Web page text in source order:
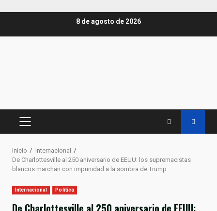
8 de agosto de 2026
MENÚ
Inicio
Internacional
De Charlottesville al 250 aniversario de EEUU: los supremacistas
blancos marchan con impunidad a la sombra de Trump
Internacional Política
De Charlottesville al 250 aniversario de EEUU: